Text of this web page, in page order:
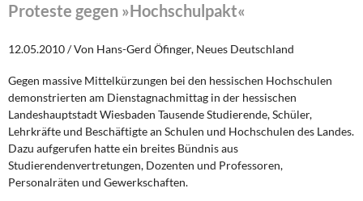
Leitlinien linker Wirtschafts- und Finanzpolitik
Wirtschaftspolitik
Steuer- und Finanzpolitik
Öffentliche Infrastruktur und Daseinsvorsorge
Proteste gegen »Hochschulpakt«
12.05.2010 / Von Hans-Gerd Öfinger, Neues Deutschland
Gegen massive Mittelkürzungen bei den hessischen Hochschulen
demonstrierten am Dienstagnachmittag in der hessischen
Landeshauptstadt Wiesbaden Tausende Studierende, Schüler,
Lehrkräfte und Beschäftigte an Schulen und Hochschulen des Landes.
Dazu aufgerufen hatte ein breites Bündnis aus
Studierendenvertretungen, Dozenten und Professoren,
Personalräten und Gewerkschaften.